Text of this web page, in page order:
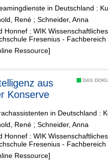
in Deutschland :
René ; Schneider, Anna
Honnef : WIK
Fresenius -
Ressource]
DAS
aus
Konserve
in Deutschland :
René ; Schneider, Anna
Honnef : WIK
Fresenius -
Ressource]